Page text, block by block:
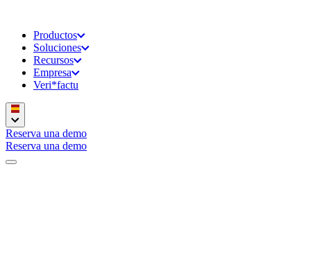
Productos
Soluciones
Recursos
Empresa
Veri*factu
Reserva una demo
Reserva una demo